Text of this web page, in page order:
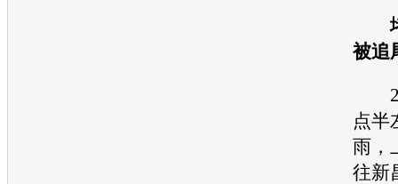
被追
2
点半
雨，
往新